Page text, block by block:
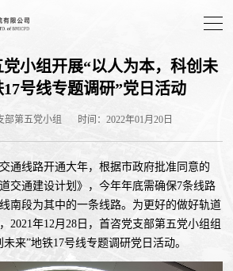
小组开展“以人为本，科创未
号线专题调研”党日活动
部第五党小组 时间：2022年01月20日
通线路开通大年，根据市政府批准同意的
交通建设计划》，今年年底需确保7条线路
南段为其中的一条线路。为更好的做好轨道
2021年12月28日，首咨党支部第五党小组组
来”地铁17号线专题调研党日活动。